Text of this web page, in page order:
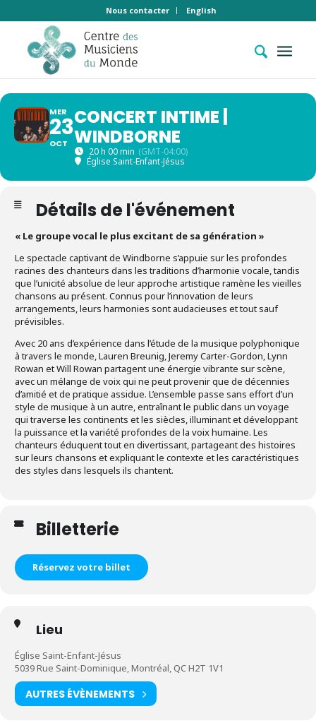
Nous contacter English
MER
23
OCT
CONCERT INTIME |
WINDBORNE
20 h 00 min (GMT-04:00)
Église Saint-Enfant-Jésus
Détails de l'événement
« Le groupe vocal le plus excitant de sa génération »
Le spectacle captivant de Windborne s’appuie sur les profondes
racines des chanteurs dans les traditions d’harmonie vocale, tandis
que l’unicité absolue de leur approche artistique ramène les vieilles
chansons au présent. Connus pour l’innovation de leurs
arrangements, leurs harmonies sont audacieuses et tout sauf
prévisibles.
Avec 20 ans d’expérience dans l’étude de la musique polyphonique
à travers le monde, Lauren Breunig, Jeremy Carter-Gordon, Lynn
Rowan et Will Rowan partagent une énergie vibrante sur scène,
avec un mélange de voix qui ne peut provenir que de décennies
d’amitié et de pratique assidue. L’ensemble passe sans effort d’un
style de musique à un autre, entraînant le public dans un voyage
qui traverse les continents et les siècles, illuminant et développant
la puissance et la variété profondes de la voix humaine. Les
chanteurs éduquent tout en divertissant, partageant des histoires
sur leurs chansons et expliquant le contexte et les caractéristiques
des styles dans lesquels ils chantent.
Billetterie
Réservez votre billet
Lieu
Église Saint-Enfant-Jésus
5039 Rue Saint-Dominique, Montréal, QC H2T 1V1
AUTRES ÉVÈNEMENTS